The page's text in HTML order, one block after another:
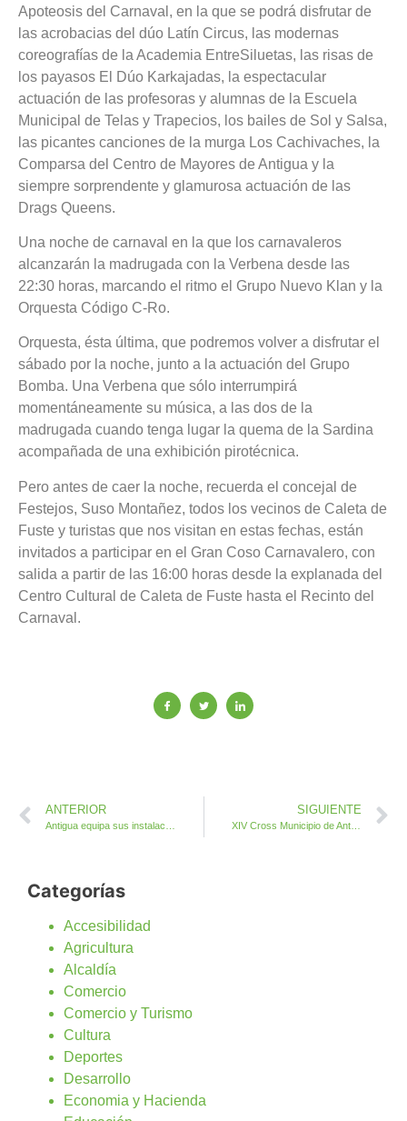
Apoteosis del Carnaval, en la que se podrá disfrutar de
las acrobacias del dúo Latín Circus, las modernas
coreografías de la Academia EntreSiluetas, las risas de
los payasos El Dúo Karkajadas, la espectacular
actuación de las profesoras y alumnas de la Escuela
Municipal de Telas y Trapecios, los bailes de Sol y Salsa,
las picantes canciones de la murga Los Cachivaches, la
Comparsa del Centro de Mayores de Antigua y la
siempre sorprendente y glamurosa actuación de las
Drags Queens.
Una noche de carnaval en la que los carnavaleros
alcanzarán la madrugada con la Verbena desde las
22:30 horas, marcando el ritmo el Grupo Nuevo Klan y la
Orquesta Código C-Ro.
Orquesta, ésta última, que podremos volver a disfrutar el
sábado por la noche, junto a la actuación del Grupo
Bomba. Una Verbena que sólo interrumpirá
momentáneamente su música, a las dos de la
madrugada cuando tenga lugar la quema de la Sardina
acompañada de una exhibición pirotécnica.
Pero antes de caer la noche, recuerda el concejal de
Festejos, Suso Montañez, todos los vecinos de Caleta de
Fuste y turistas que nos visitan en estas fechas, están
invitados a participar en el Gran Coso Carnavalero, con
salida a partir de las 16:00 horas desde la explanada del
Centro Cultural de Caleta de Fuste hasta el Recinto del
Carnaval.
ANTERIOR SIGUIENTE
XIV Cross Municipio de Antigua
Categorías
Accesibilidad
Agricultura
Alcaldía
Comercio
Comercio y Turismo
Cultura
Deportes
Desarrollo
Economia y Hacienda